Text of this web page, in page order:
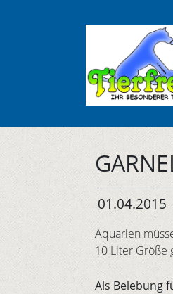
01.04.2015
Aquarien
10 Liter Größe
Als Belebung